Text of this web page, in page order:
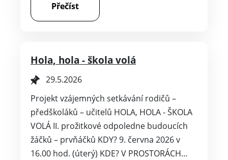
Přečíst
Hola, hola - škola volá
29.5.2026
Projekt vzájemných setkávání rodičů –
předškoláků – učitelů HOLA, HOLA - ŠKOLA
VOLÁ II. prožitkové odpoledne budoucích
žáčků – prvňáčků KDY? 9. června 2026 v
16.00 hod. (úterý) KDE? V PROSTORÁCH…